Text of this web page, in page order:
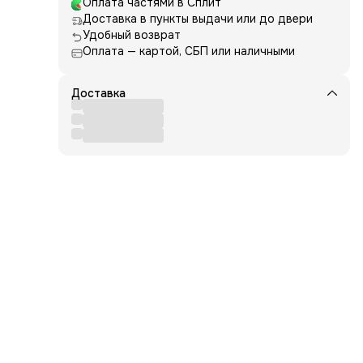
Доставка в пункты выдачи или до двери
Удобный возврат
Оплата — картой, СБП или наличными
Доставка